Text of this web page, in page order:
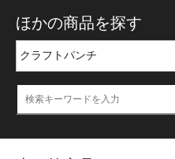
ほかの商品を探す